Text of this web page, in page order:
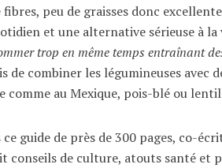
fibres, peu de graisses donc
et une alternative sérieuse à la
trop en même temps entraînant
de combiner les légumineuses avec
comme au Mexique, pois-blé ou
ce guide de près de 300 pages, co-
conseils de culture, atouts santé et